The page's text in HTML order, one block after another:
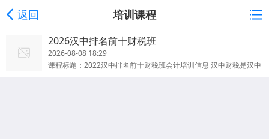
返回 培训课程
2026汉中排名前十财税班
2026-08-08 18:29
课程标题：2022汉中排名前十财税班会计培训信息 汉中财税是汉中
财税学校的重点专业，汉中市知名的财税培训机构，教育培训知名